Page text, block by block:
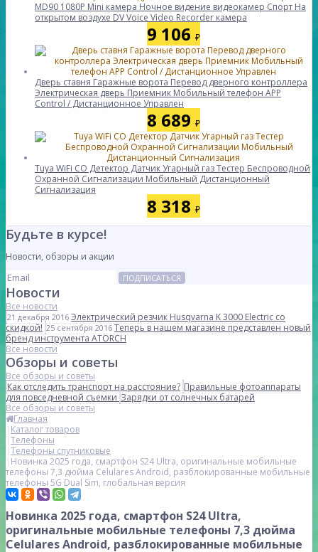
MD90 1080P Mini камера Ночное видение видеокамер Спорт На
открытом воздухе DV Voice Video Recorder камера
9 106 ₽
Дверь ставня Гаражные ворота Перевод дверного контроллера
Электрическая дверь Приемник Мобильный телефон APP
Control / Дистанционное Управлен
8 689 ₽
Tuya WiFi CO Детектор Датчик Угарный газ Тестер Беспроводной
Охранной Сигнализации Мобильный Дистанционный
Сигнализация
8 318 ₽
Будьте в курсе!
Новости, обзоры и акции
ПОДПИСАТЬСЯ
Новости
Все новости
21 декабря 2016 Электрический резчик Husqvarna K 3000 Electric со
скидкой! 25 сентября 2016 Теперь в нашем магазине представлен новый
бренд инструмента ATORCH
Все новости
Обзоры и советы
Все обзоры и советы
Как отследить транспорт на расстояние? Правильные фотоаппараты
для повседневной съемкиЗарядки от солнечных батарей
Все обзоры и советы
Главная
Каталог товаров
Телефоны
Телефоны спутниковые
Новинка 2025 года, смартфон S24 Ultra, оригинальные мобильные
телефоны 7,3 дюйма Celulares Android, разблокированные мобильные
телефоны 5G Dual Sim, глобальная версия
Новинка 2025 года, смартфон S24 Ultra,
оригинальные мобильные телефоны 7,3 дюйма
Celulares Android, разблокированные мобильные